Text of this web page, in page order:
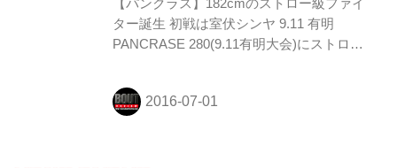
【パンクラス】182cmのストロー級ファイ
ター誕生 初戦は室伏シンヤ 9.11 有明
PANCRASE 280(9.11有明大会)にストロー
アスのカードが追加された。 リルデシの身
長はなんと182cm。室伏との身長差は